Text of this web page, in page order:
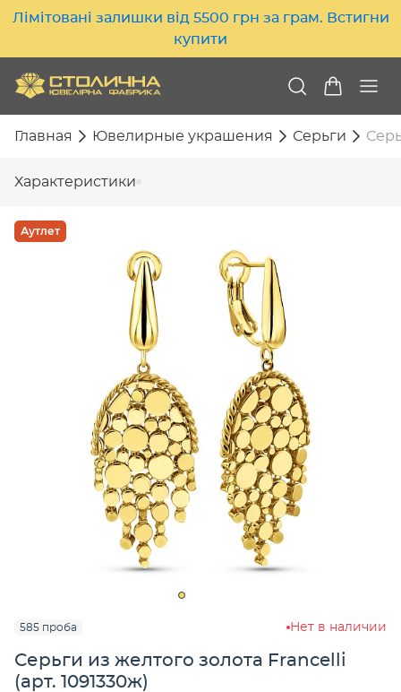
Лімітовані залишки від 5500 грн за грам. Встигни
купити
Главная Ювелирные украшения Серьги
Характеристики
Аутлет
585 проба Нет в наличии
Серьги из желтого золота Francelli
(арт. 1091330ж)